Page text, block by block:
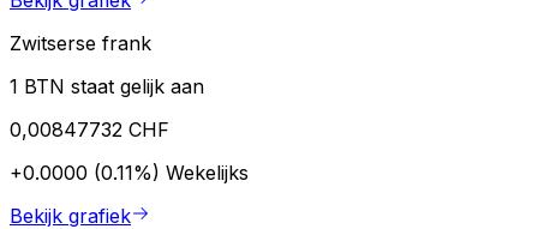
Zwitserse frank
1 BTN staat gelijk aan
0,00847732 CHF
+0.0000 (0.11%) Wekelijks
Bekijk grafiek